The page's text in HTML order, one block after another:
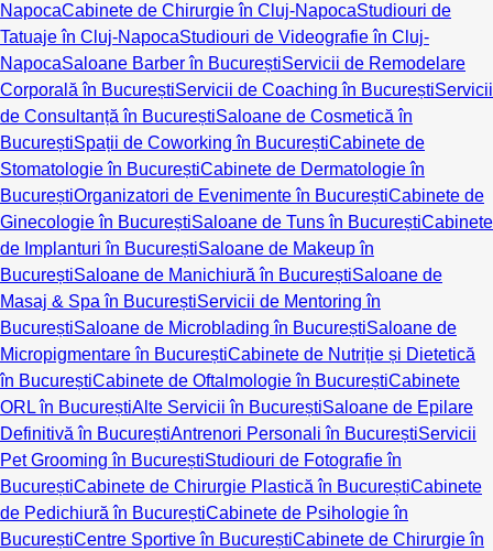
NapocaCabinete de Chirurgie în Cluj-NapocaStudiouri de
Tatuaje în Cluj-NapocaStudiouri de Videografie în Cluj-
NapocaSaloane Barber în BucureștiServicii de Remodelare
Corporală în BucureștiServicii de Coaching în BucureștiServicii
de Consultanță în BucureștiSaloane de Cosmetică în
BucureștiSpații de Coworking în BucureștiCabinete de
Stomatologie în BucureștiCabinete de Dermatologie în
BucureștiOrganizatori de Evenimente în BucureștiCabinete de
Ginecologie în BucureștiSaloane de Tuns în BucureștiCabinete
de Implanturi în BucureștiSaloane de Makeup în
BucureștiSaloane de Manichiură în BucureștiSaloane de
Masaj & Spa în BucureștiServicii de Mentoring în
BucureștiSaloane de Microblading în BucureștiSaloane de
Micropigmentare în BucureștiCabinete de Nutriție și Dietetică
în BucureștiCabinete de Oftalmologie în BucureștiCabinete
ORL în BucureștiAlte Servicii în BucureștiSaloane de Epilare
Definitivă în BucureștiAntrenori Personali în BucureștiServicii
Pet Grooming în BucureștiStudiouri de Fotografie în
BucureștiCabinete de Chirurgie Plastică în BucureștiCabinete
de Pedichiură în BucureștiCabinete de Psihologie în
BucureștiCentre Sportive în BucureștiCabinete de Chirurgie în